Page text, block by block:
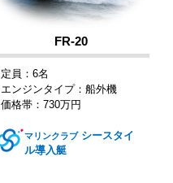
FR-20
定員：6名
エンジンタイプ：船外機
価格帯：730万円
マリンクラブ シースタイ
ル導入艇